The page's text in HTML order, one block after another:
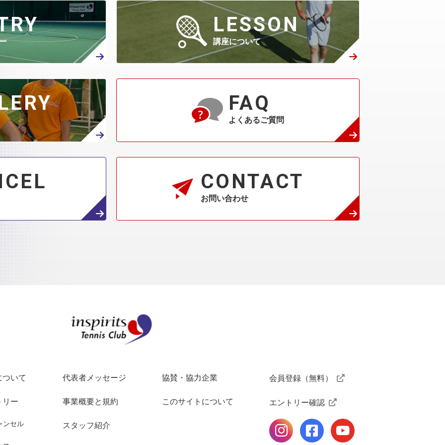
LESSON
講座について
FAQ
よくあるご質問
CONTACT
お問い合わせ
ついて
リー
ンセル
代表者メッセージ
事業概要と規約
スタッフ紹介
協賛・協力企業
このサイトについて
会員登録（無料）
エントリー確認
公式Instagramページ
公式facebookページ